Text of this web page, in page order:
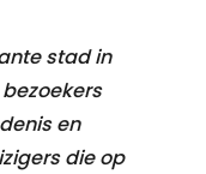
stad in
en
die op